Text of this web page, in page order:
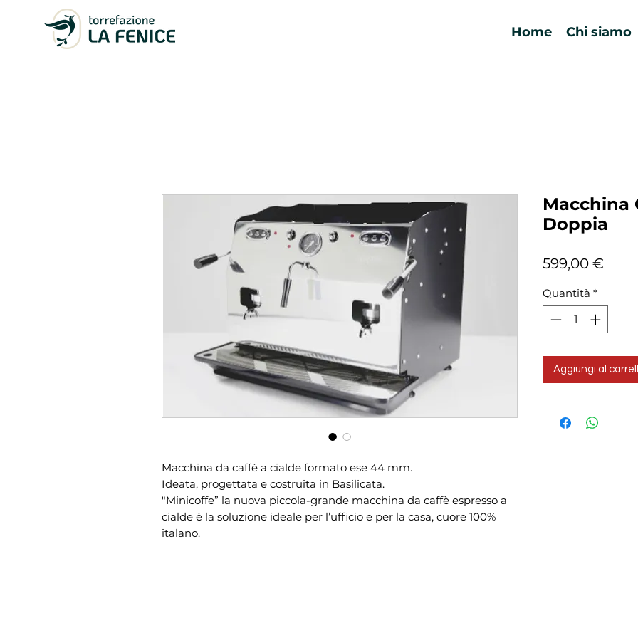
Home Chi siamo
Macchina da caffè a cialde formato ese 44 mm.
Ideata, progettata e costruita in Basilicata.
"Minicoffe” la nuova piccola-grande macchina da caffè espresso a
cialde è la soluzione ideale per l’ufficio e per la casa, cuore 100%
italano.
Macchina
Doppia
599,00 €
Quantità *
Aggiungi al